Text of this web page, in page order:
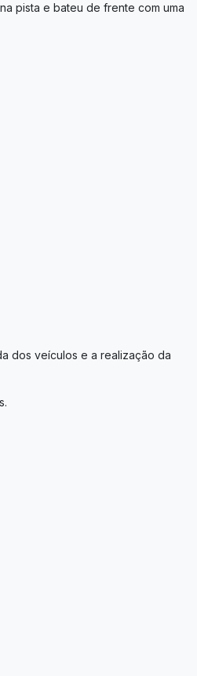
pista e bateu de frente com uma
dos veículos e a realização da